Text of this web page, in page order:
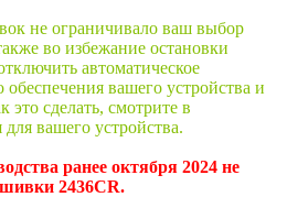
не ограничивало ваш выбор
во избежание остановки
автоматическое
вашего устройства и
сделать, смотрите в
вашего устройства.
ранее октября 2024 не
2436CR.